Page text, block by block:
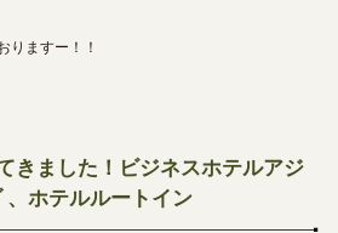
りますー！！
きました！ビジネスホテルアジ
、ホテルルートイン